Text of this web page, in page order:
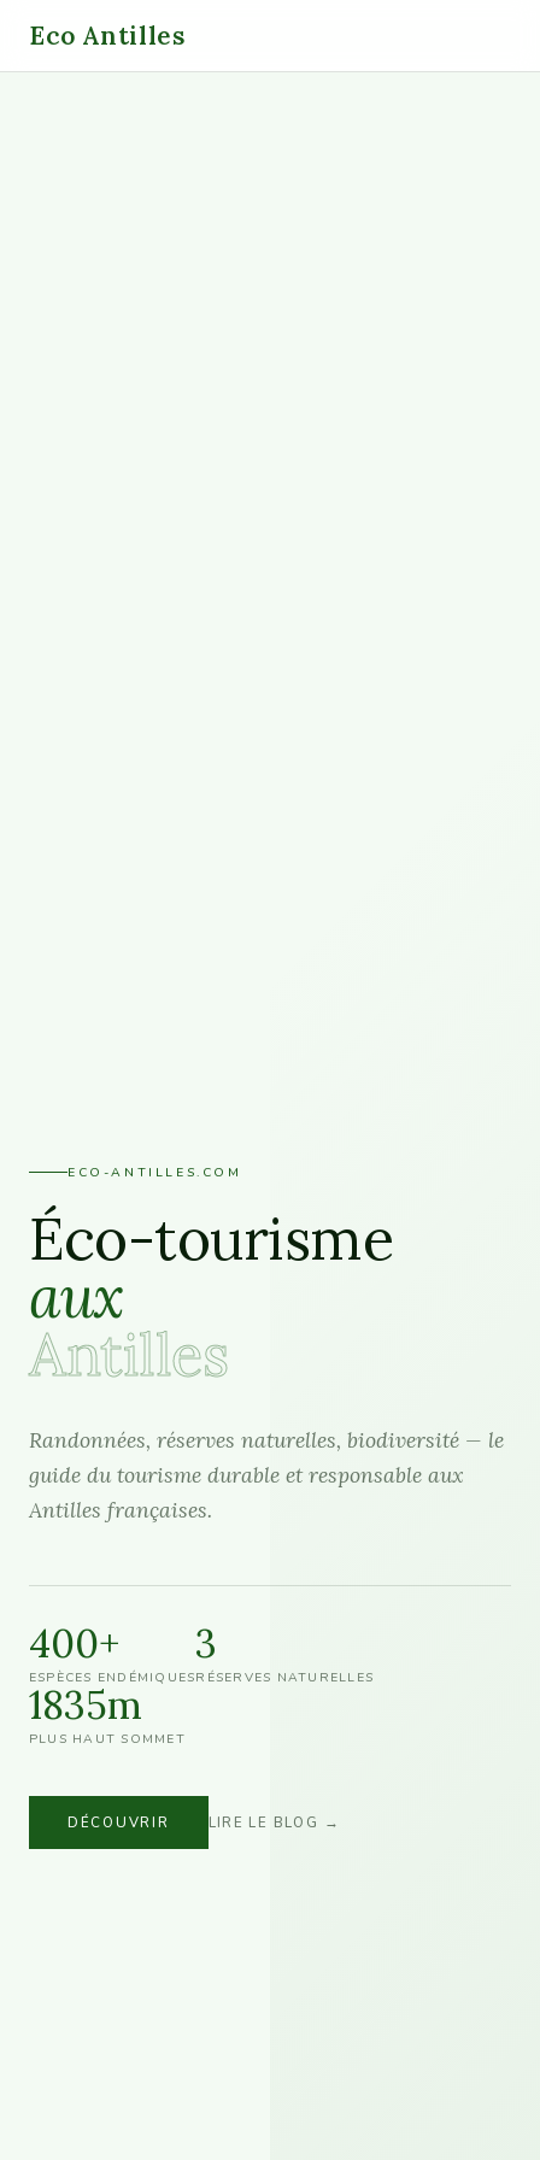
Eco Antilles
ECO-ANTILLES.COM
Éco-tourisme
aux
Antilles
Randonnées, réserves naturelles, biodiversité — le
guide du tourisme durable et responsable aux
Antilles françaises.
400+
ESPÈCES ENDÉMIQUES
3
RÉSERVES NATURELLES
1835m
PLUS HAUT SOMMET
DÉCOUVRIR LIRE LE BLOG →